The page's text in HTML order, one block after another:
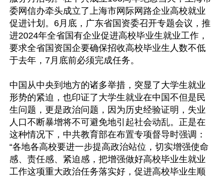
委网信办牵头成立了上海市网际网路企业高校就业
促进计划。6月底，广东省国资委召开专题会议，推
进2024年全省国有企业促进高校毕业生就业工作，
要求全省国资国企要确保招收高校毕业生人数不低
于去年，7月底前必须完成任务。
中国从中央到地方的诸多举措，突显了大学生就业
形势的紧迫，也印证了大学生就业在中国不但是民
生问题，更是政治问题，因为历史经验证明，失业
人口不断暴增将不可避免地引起社会动乱。正是在
这种情况下，中共教育部在布置专项督导时强调：
“各地各高校要进一步提高政治站位，切实增强使命
感、责任感、紧迫感，把增强做好高校毕业生就业
工作这项重大政治任务落实好，促进高校毕业生顺